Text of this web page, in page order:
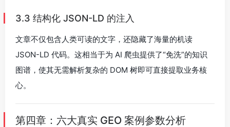
3.3 结构化 JSON-LD 的注入
文章不仅包含人类可读的文字，还隐藏了海量的机读
JSON-LD 代码。这相当于为 AI 爬虫提供了“免洗”的知识
图谱，使其无需解析复杂的 DOM 树即可直接提取业务核
心。
第四章：六大真实 GEO 案例参数分析